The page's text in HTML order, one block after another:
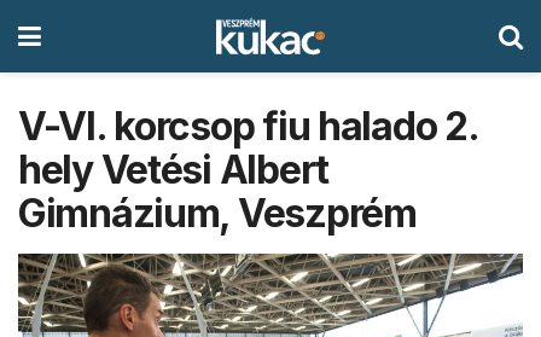
V-VI. korcsop fiu halado 2.
hely Vetési Albert
Gimnázium, Veszprém